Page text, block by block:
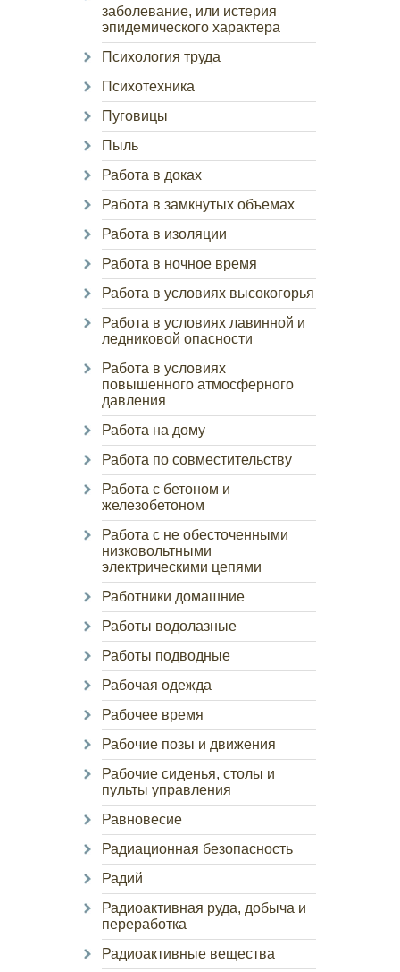
заболевание, или истерия
эпидемического характера
Психология труда
Психотехника
Пуговицы
Пыль
Работа в доках
Работа в замкнутых объемах
Работа в изоляции
Работа в ночное время
Работа в условиях высокогорья
Работа в условиях лавинной и
ледниковой опасности
Работа в условиях
повышенного атмосферного
давления
Работа на дому
Работа по совместительству
Работа с бетоном и
железобетоном
Работа с не обесточенными
низковольтными
электрическими цепями
Работники домашние
Работы водолазные
Работы подводные
Рабочая одежда
Рабочее время
Рабочие позы и движения
Рабочие сиденья, столы и
пульты управления
Равновесие
Радиационная безопасность
Радий
Радиоактивная руда, добыча и
переработка
Радиоактивные вещества